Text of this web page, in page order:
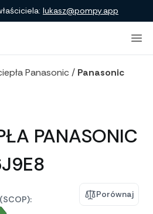
lukasz@pompy.app
Panasonic / Panasonic
PANASONIC
Porównaj